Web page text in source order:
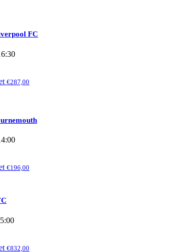
FC
€287,00
€196,00
€832,00